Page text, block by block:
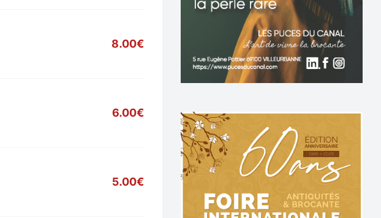
8.00€
6.00€
5.00€